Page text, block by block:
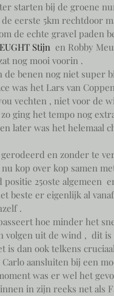
starten bij de groene
eerste 5km rechtdoor
de echte gravel paden
Stijn en Robby
nog mooi voorin .
de benen nog niet super
was het Lars van
vechten , niet voor de
ging het tempo nog
later was het
en zonder te
kop over kop samen
positie 250ste algemeen
beste er eigenlijk al
.
hoe minder het
volgen uit de wind ,  dit
is dan ook telkens
Carlo aansluiten bij een
was er wel het
in zijn reeks net als